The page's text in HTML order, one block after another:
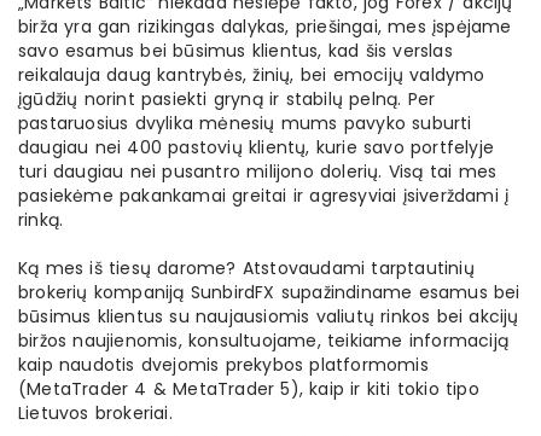
birža yra gan rizikingas dalykas, priešingai, mes įspėjame
savo esamus bei būsimus klientus, kad šis verslas
reikalauja daug kantrybės, žinių, bei emocijų valdymo
įgūdžių norint pasiekti gryną ir stabilų pelną. Per
pastaruosius dvylika mėnesių mums pavyko suburti
daugiau nei 400 pastovių klientų, kurie savo portfelyje
turi daugiau nei pusantro milijono dolerių. Visą tai mes
pasiekėme pakankamai greitai ir agresyviai įsiverždami į
rinką.
Ką mes iš tiesų darome? Atstovaudami tarptautinių
brokerių kompaniją SunbirdFX supažindiname esamus bei
būsimus klientus su naujausiomis valiutų rinkos bei akcijų
biržos naujienomis, konsultuojame, teikiame informaciją
kaip naudotis dvejomis prekybos platformomis
(MetaTrader 4 & MetaTrader 5), kaip ir kiti tokio tipo
Lietuvos brokeriai.